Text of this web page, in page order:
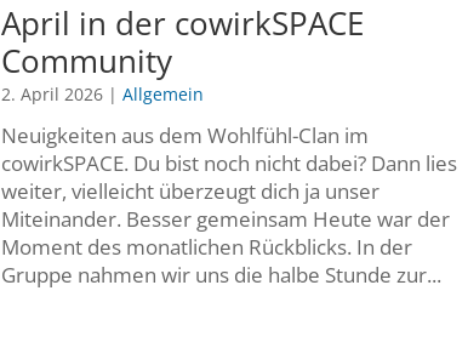
April in der cowirkSPACE
Community
2. April 2026 |Allgemein
Neuigkeiten aus dem Wohlfühl-Clan im
cowirkSPACE. Du bist noch nicht dabei? Dann lies
weiter, vielleicht überzeugt dich ja unser
Miteinander. Besser gemeinsam Heute war der
Moment des monatlichen Rückblicks. In der
Gruppe nahmen wir uns die halbe Stunde zur...